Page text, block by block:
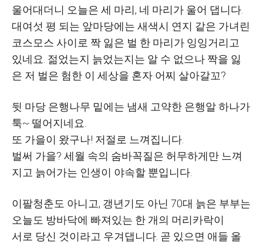
울어대더니 오늘은 세 마리, 네 마리가 울어 댑니다
대여섯 평 되는 앞마당에는 새색시 연지 같은 가녀린
코스모스 사이로 짝 잃은 벌 한 마리가 잉잉거리고
있네요 젊었는지 늙었는지는 알 수 없으나 짝을 잃
은 저 벌은 험한 이 세상을 혼자 어찌 살아갈꼬?
뒷 마당 은행나무 밑에는 냄새 고약한 은행알 하나가
툭~ 떨어지네요
또 가을이 왔구나! 저절로 느껴집니다
벌써 가을? 세월 속의 숨바꼭질은 허무하게만 느껴
지고 늙어가는 인생이 야속할 뿐입니다
이팔청춘도 아니고, 갱년기도 아닌 70대 늙은 부부는
오늘도 방바닥에 빠져있는 한 개의 머리카락이
서로 당신 것이라고 우겨댑니다 곧 있으면 애들 올